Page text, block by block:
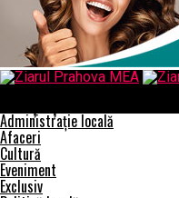
Administrație locală
Afaceri
Cultură
Eveniment
Exclusiv